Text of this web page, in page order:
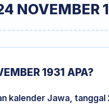
NOVEMBER
1931 APA?
kalender Jawa,